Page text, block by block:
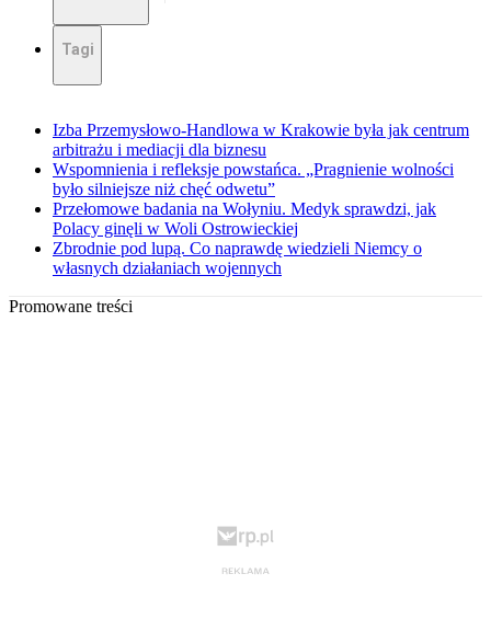
Tagi
Izba Przemysłowo-Handlowa w Krakowie była jak centrum
arbitrażu i mediacji dla biznesu
Wspomnienia i refleksje powstańca. „Pragnienie wolności
było silniejsze niż chęć odwetu”
Przełomowe badania na Wołyniu. Medyk sprawdzi, jak
Polacy ginęli w Woli Ostrowieckiej
Zbrodnie pod lupą. Co naprawdę wiedzieli Niemcy o
własnych działaniach wojennych
Promowane treści